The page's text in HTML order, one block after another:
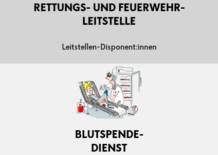
RETTUNGS- UND FEUERWEHR-
LEITSTELLE
Leitstellen-Disponent:innen
BLUTSPENDE-
DIENST